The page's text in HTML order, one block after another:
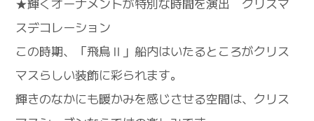
スデコレーション
この時期、「飛鳥Ⅱ」船内はいたるところがクリス
マスらしい装飾に彩られます。
輝きのなかにも暖かみを感じさせる空間は、クリス